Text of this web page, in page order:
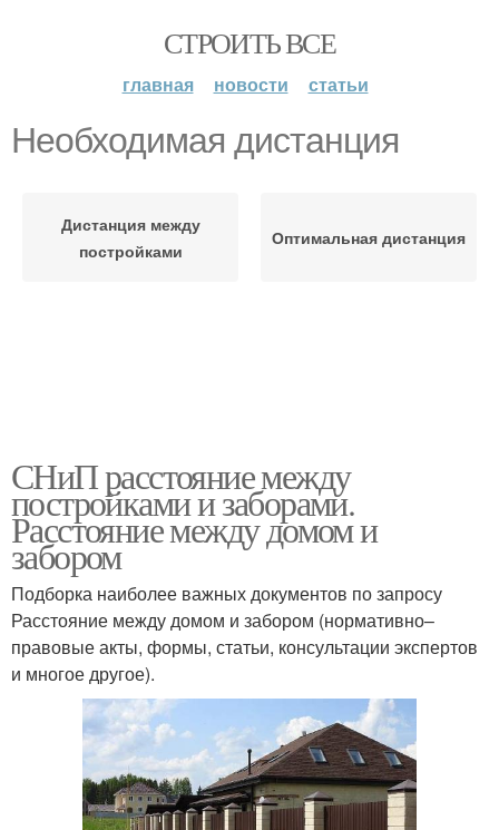
СТРОИТЬ ВСЕ
главная новости статьи
Необходимая дистанция
Дистанция между
постройками
Оптимальная дистанция
СНиП расстояние между
постройками и заборами.
Расстояние между домом и
забором
Подборка наиболее важных документов по запросу
Расстояние между домом и забором (нормативно–
правовые акты, формы, статьи, консультации экспертов
и многое другое).